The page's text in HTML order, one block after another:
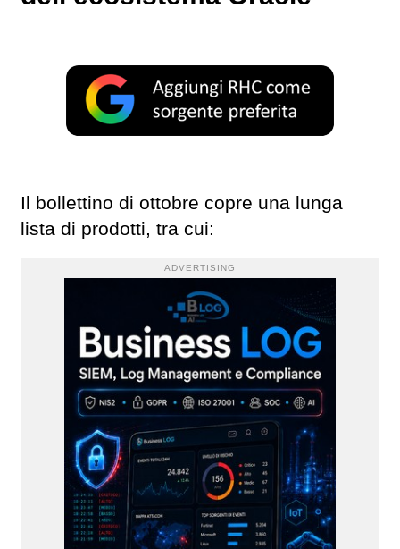
Il bollettino di ottobre copre una lunga
lista di prodotti, tra cui:
ADVERTISING